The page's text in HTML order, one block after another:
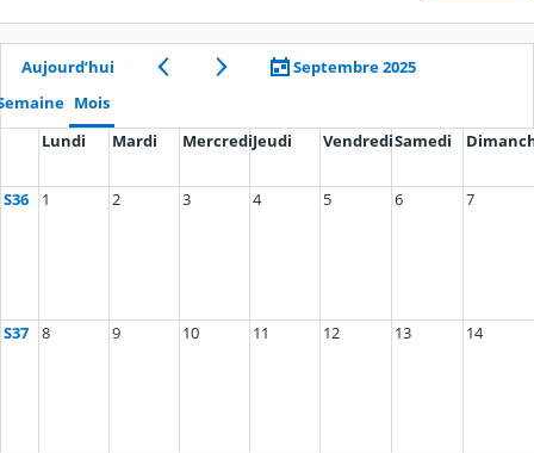
Aujourd’hui
Septembre 2025
Mois
Lundi
Mardi MercrediJeudi VendrediSamedi
S36 1 2 3 4 5 6 7
S37 8 9 10 11 12 13 14